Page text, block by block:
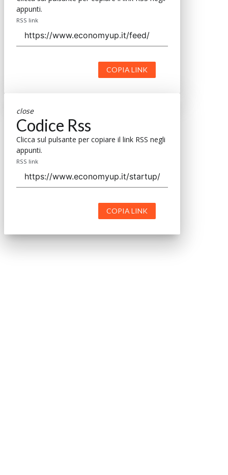
appunti.
RSS link
COPIA LINK
close
Codice Rss
Clicca sul pulsante per copiare il link RSS negli
appunti.
RSS link
COPIA LINK